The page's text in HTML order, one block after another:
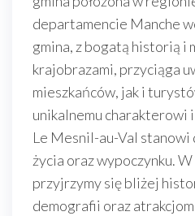
departamencie Manche
gmina, z bogatą historią i
krajobrazami, przyciąga
mieszkańców, jak i
unikalnemu charakterowi
Le Mesnil-au-Val stanowi
życia oraz wypoczynku.
przyjrzymy się bliżej
demografii oraz